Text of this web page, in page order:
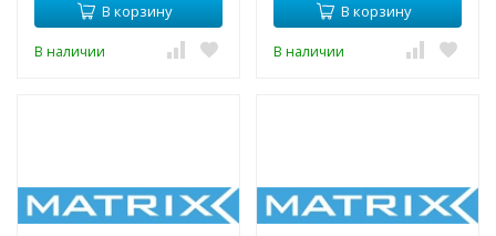
В корзину
В наличии
В корзину
В наличии